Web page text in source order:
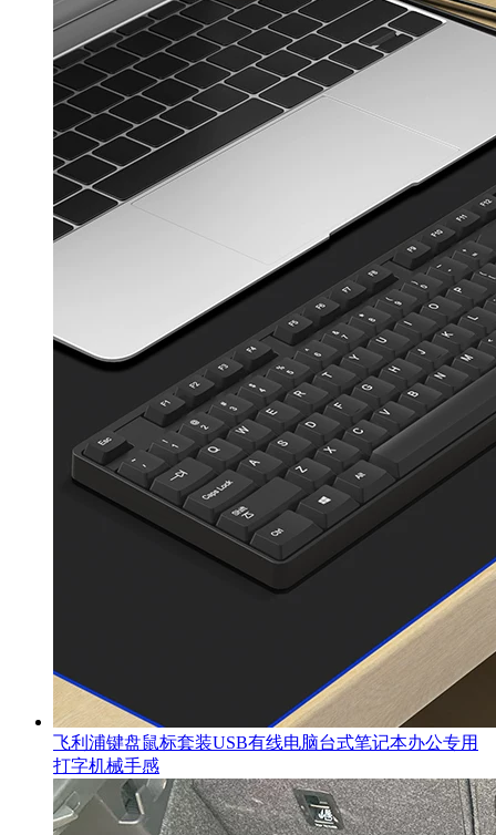
飞利浦键盘鼠标套装USB有线电脑台式笔记本办公专用
打字机械手感